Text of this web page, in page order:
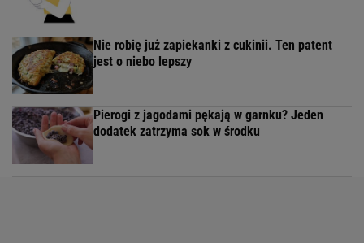
Nie robię już zapiekanki z cukinii. Ten patent
jest o niebo lepszy
Pierogi z jagodami pękają w garnku? Jeden
dodatek zatrzyma sok w środku